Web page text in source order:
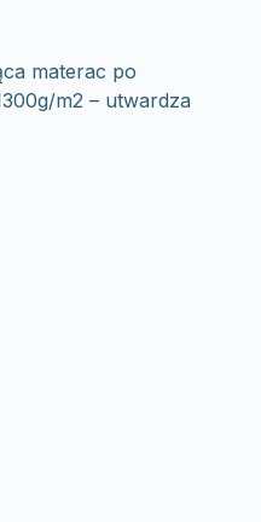
materac po
m2 – utwardza